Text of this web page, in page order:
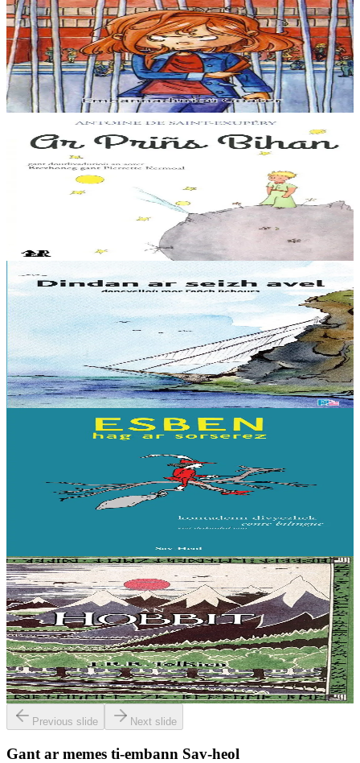
Nul eo ar 6vet klas !
“Distro skol er 6vet klas :nullañ tra ar bed. Pegen bras eo ar skolaj !
Pa soñjan e skol gozh Diwan… Aze e oan e-touez ar re vrasañ, ar re
speredekañ, karet...
Er stok 5,60 €
6 vloaz hag ouzhpenn
Ar Priñs Bihan
Setu deuet Ar Priñs Bihan en-dro ! Levenez vras eo adkavout — e
brezhoneg ar wech-mañ — ar boulomig souezhus-se a oar gwelout
un dañvad a-dreuz speurenn goat ur...
Er stok18,00 €
TES
Dindan ar seizh avel
Danevelloù mor. Mont war vor… evit e damm blijadur ? N’eo ket,
evit gounit e dammig bara ha poaniañ evit en ober, ne lavaran ket !
Aogust zo o vont d’ober...
Er stok8,00 €
7 vloaz hag ouzhpenn
Esben hag ar sorserez
Esben zo ur paotr bihan hag en deus unnek breur bras ha kreñv. Met
n’int ket gwall fin. Alies o devez ezhomm da gaout un tamm sikour
10 vloaz hag ouzhpenn
Evertype
An Hobbit (golo gwevn)
En un toull en douar e veve un hobbit. Un toull displijus, lous, gleb,
tammoù preñved ha c’hwezh al lec’hid ennañ ne oa ket, na
kennebeut un toull sec’h, noazh,...
Er stok19,95 €
Previous slide Next slide
Gant ar memes ti-embann Sav-heol